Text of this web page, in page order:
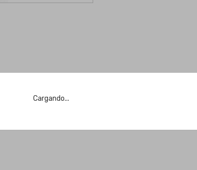
Cargando...